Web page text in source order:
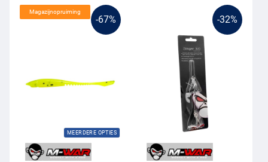
-67%
MEERDERE OPTIES
Magazijnopruiming
-32%